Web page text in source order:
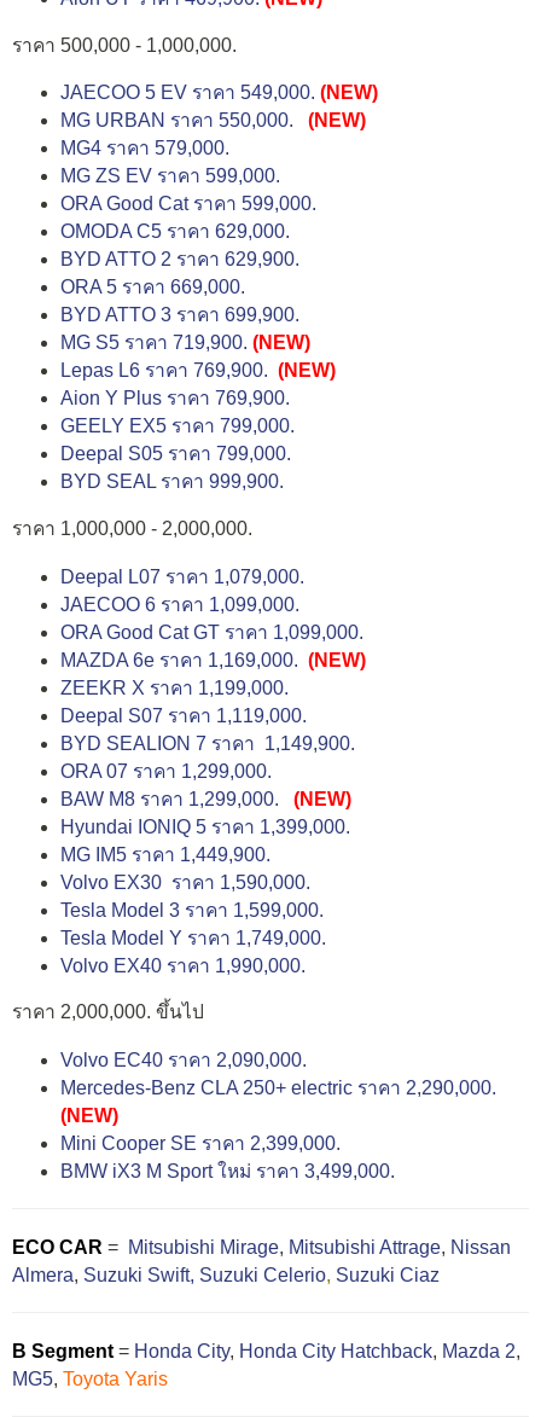
ราคา 500,000 - 1,000,000.
JAECOO 5 EV ราคา 549,000. (NEW)
MG URBAN ราคา 550,000.
(NEW)
MG4 ราคา 579,000.
MG ZS EV ราคา 599,000.
ORA Good Cat ราคา 599,000.
OMODA C5 ราคา 629,000.
BYD ATTO 2 ราคา 629,900.
ORA 5 ราคา 669,000.
BYD ATTO 3 ราคา 699,900.
MG S5 ราคา 719,900. (NEW)
Lepas L6 ราคา 769,900. (NEW)
Aion Y Plus ราคา 769,900.
GEELY EX5 ราคา 799,000.
Deepal S05 ราคา 799,000.
BYD SEAL ราคา 999,900.
ราคา 1,000,000 - 2,000,000.
Deepal L07 ราคา 1,079,000.
JAECOO 6 ราคา 1,099,000.
ORA Good Cat GT ราคา 1,099,000.
MAZDA 6e ราคา 1,169,000. (NEW)
ZEEKR X ราคา 1,199,000.
Deepal S07 ราคา 1,119,000.
BYD SEALION 7 ราคา 1,149,900.
ORA 07 ราคา 1,299,000.
BAW M8 ราคา 1,299,000.
(NEW)
Hyundai IONIQ 5 ราคา 1,399,000.
MG IM5 ราคา 1,449,900.
Volvo EX30 ราคา 1,590,000.
Tesla Model 3 ราคา 1,599,000.
Tesla Model Y ราคา 1,749,000.
Volvo EX40 ราคา 1,990,000.
ราคา 2,000,000. ขึ้นไป
Volvo EC40 ราคา 2,090,000.
Mercedes-Benz CLA 250+ electric ราคา 2,290,000.
(NEW)
Mini Cooper SE ราคา 2,399,000.
BMW iX3 M Sport ใหม่ ราคา 3,499,000.
ECO CAR = Mitsubishi Mirage, Mitsubishi Attrage, Nissan
Almera, Suzuki Swift, Suzuki Celerio, Suzuki Ciaz
B Segment = Honda City, Honda City Hatchback, Mazda 2,
MG5, Toyota Yaris